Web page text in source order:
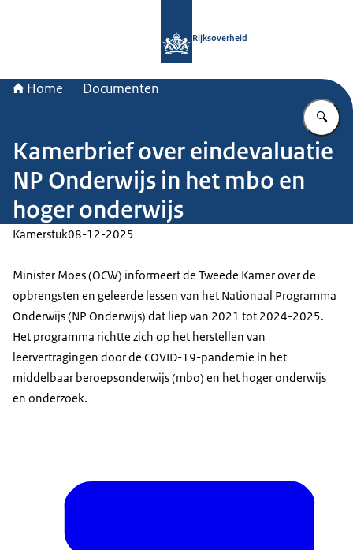
Rijksoverheid
Home Documenten
Kamerbrief over eindevaluatie
NP Onderwijs in het mbo en
hoger onderwijs
Kamerstuk08-12-2025
Minister Moes (OCW) informeert de Tweede Kamer over de
opbrengsten en geleerde lessen van het Nationaal Programma
Onderwijs (NP Onderwijs) dat liep van 2021 tot 2024-2025.
Het programma richtte zich op het herstellen van
leervertragingen door de COVID-19-pandemie in het
middelbaar beroepsonderwijs (mbo) en het hoger onderwijs
en onderzoek.